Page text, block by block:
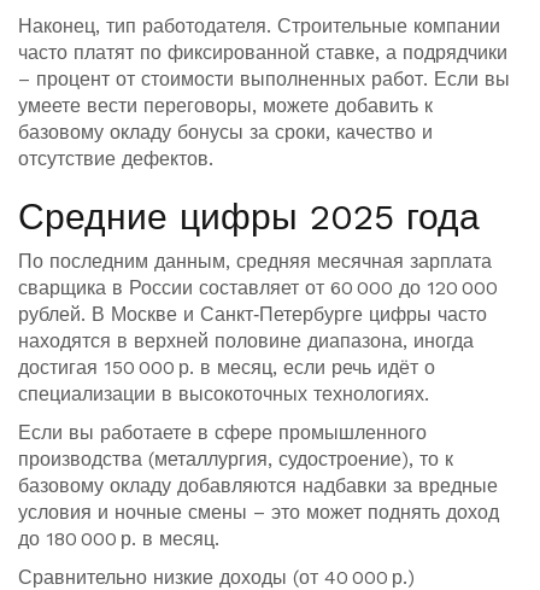
Наконец, тип работодателя. Строительные компании
часто платят по фиксированной ставке, а подрядчики
– процент от стоимости выполненных работ. Если вы
умеете вести переговоры, можете добавить к
базовому окладу бонусы за сроки, качество и
отсутствие дефектов.
Средние цифры 2025 года
По последним данным, средняя месячная зарплата
сварщика в России составляет от 60 000 до 120 000
рублей. В Москве и Санкт‑Петербурге цифры часто
находятся в верхней половине диапазона, иногда
достигая 150 000 р. в месяц, если речь идёт о
специализации в высокоточных технологиях.
Если вы работаете в сфере промышленного
производства (металлургия, судостроение), то к
базовому окладу добавляются надбавки за вредные
условия и ночные смены – это может поднять доход
до 180 000 р. в месяц.
Сравнительно низкие доходы (от 40 000 р.)